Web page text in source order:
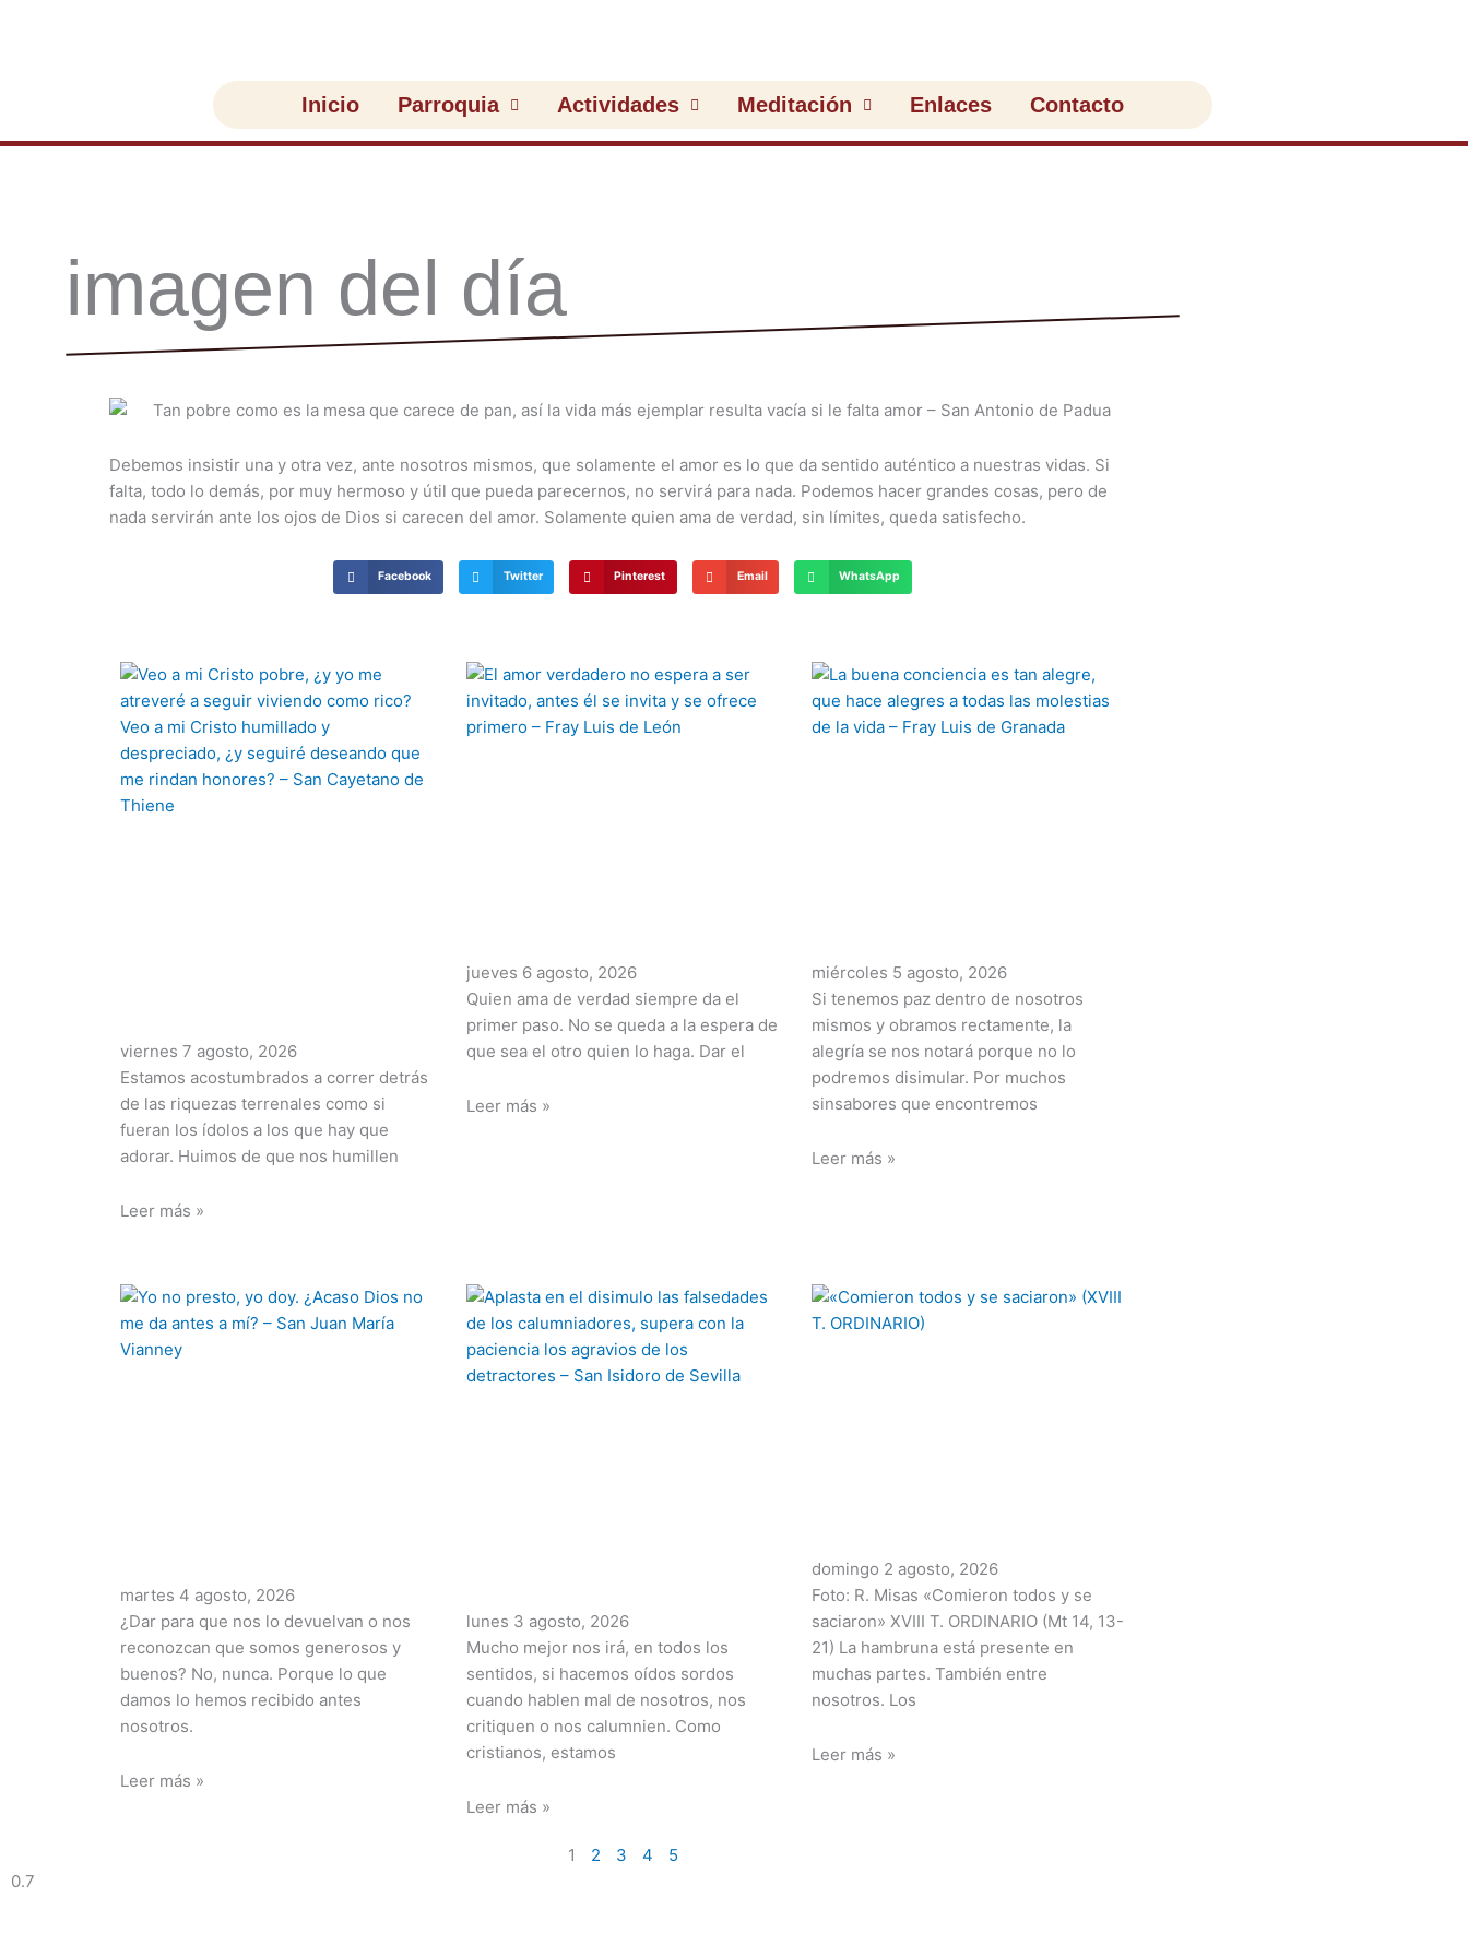
Inicio Parroquia Actividades Meditación Enlaces Contacto
imagen del día
Debemos insistir una y otra vez, ante nosotros mismos, que solamente el amor es lo que da sentido auténtico a nuestras vidas. Si
falta, todo lo demás, por muy hermoso y útil que pueda parecernos, no servirá para nada. Podemos hacer grandes cosas, pero de
nada servirán ante los ojos de Dios si carecen del amor. Solamente quien ama de verdad, sin límites, queda satisfecho.
Facebook Twitter Pinterest Email WhatsApp
viernes 7 agosto, 2026
Estamos acostumbrados a correr detrás
de las riquezas terrenales como si
fueran los ídolos a los que hay que
adorar. Huimos de que nos humillen
Leer más »
jueves 6 agosto, 2026
Quien ama de verdad siempre da el
primer paso. No se queda a la espera de
que sea el otro quien lo haga. Dar el
Leer más »
miércoles 5 agosto, 2026
Si tenemos paz dentro de nosotros
mismos y obramos rectamente, la
alegría se nos notará porque no lo
podremos disimular. Por muchos
sinsabores que encontremos
Leer más »
martes 4 agosto, 2026
¿Dar para que nos lo devuelvan o nos
reconozcan que somos generosos y
buenos? No, nunca. Porque lo que
damos lo hemos recibido antes
nosotros.
Leer más »
lunes 3 agosto, 2026
Mucho mejor nos irá, en todos los
sentidos, si hacemos oídos sordos
cuando hablen mal de nosotros, nos
critiquen o nos calumnien. Como
cristianos, estamos
Leer más »
domingo 2 agosto, 2026
Foto: R. Misas «Comieron todos y se
saciaron» XVIII T. ORDINARIO (Mt 14, 13-
21) La hambruna está presente en
muchas partes. También entre
nosotros. Los
Leer más »
Página
1
Página
2
Página
3
Página
4
Página
5